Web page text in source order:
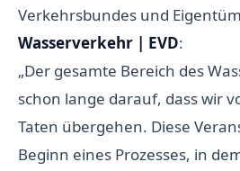
Verkehrsbundes und
Wasserverkehr | EVD:
„Der gesamte Bereich des
schon lange darauf, dass wir
Taten übergehen. Diese
Beginn eines Prozesses, in